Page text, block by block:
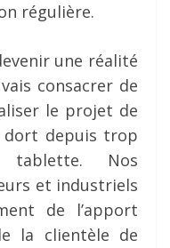
régulière.
une réalité
consacrer de
le projet de
dort depuis trop
Nos
et industriels
de l’apport
la clientèle de